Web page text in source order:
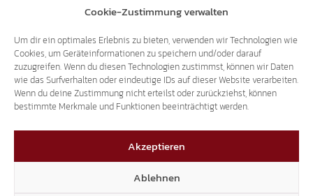
Cookie-Zustimmung verwalten
Um dir ein optimales Erlebnis zu bieten, verwenden wir Technologien wie
Cookies, um Geräteinformationen zu speichern und/oder darauf
zuzugreifen. Wenn du diesen Technologien zustimmst, können wir Daten
wie das Surfverhalten oder eindeutige IDs auf dieser Website verarbeiten.
Wenn du deine Zustimmung nicht erteilst oder zurückziehst, können
bestimmte Merkmale und Funktionen beeinträchtigt werden.
Akzeptieren
Ablehnen
22.07.2026
ANTRAG ABGELEHNT:
MEHRHEIT IM LANDTAG SAGT NEIN ZU
MIETANPASSUNGEN FÜR RENTNER!